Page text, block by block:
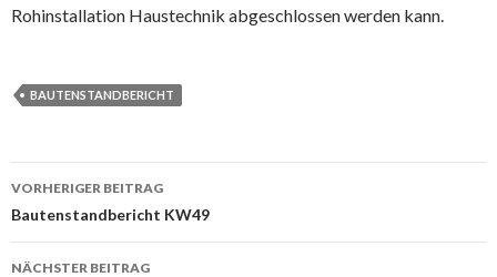
Rohinstallation Haustechnik abgeschlossen werden kann.
BAUTENSTANDBERICHT
Beitrags-
Navigation
VORHERIGER BEITRAG
Bautenstandbericht KW49
NÄCHSTER BEITRAG